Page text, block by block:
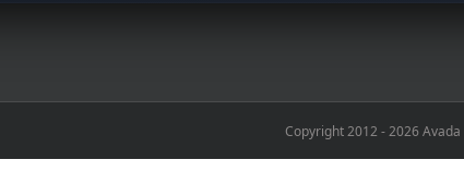
Copyright 2012 - 2026